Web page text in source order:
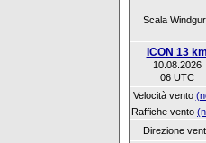
Scala
ICON 13 km
10.08.2026
06 UTC
Velocità vento
Raffiche vento
Direzione